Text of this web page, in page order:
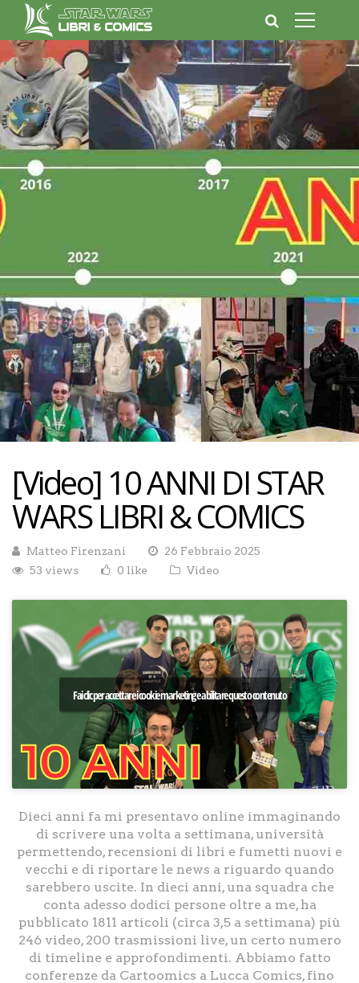
[Video] 10 ANNI DI STAR
WARS LIBRI & COMICS
Matteo Firenzani
26 Febbraio 2025
53 views
0 like Video
Fai clic per accettare i cookie marketing e abilitare questo contenuto
Dieci anni fa mi presentavo online immaginando
di scrivere una volta a settimana, università
permettendo, recensioni di libri e fumetti nuovi e
vecchi e di riportare le news a riguardo quando
sarebbero uscite. In dieci anni, una squadra che
conta adesso dodici persone oltre a me, ha
pubblicato 1811 articoli (circa 3,5 a settimana) più
246 video, 200 trasmissioni live, un certo numero
di timeline e approfondimenti. Abbiamo fatto
conferenze da Cartoomics a Lucca Comics, fino